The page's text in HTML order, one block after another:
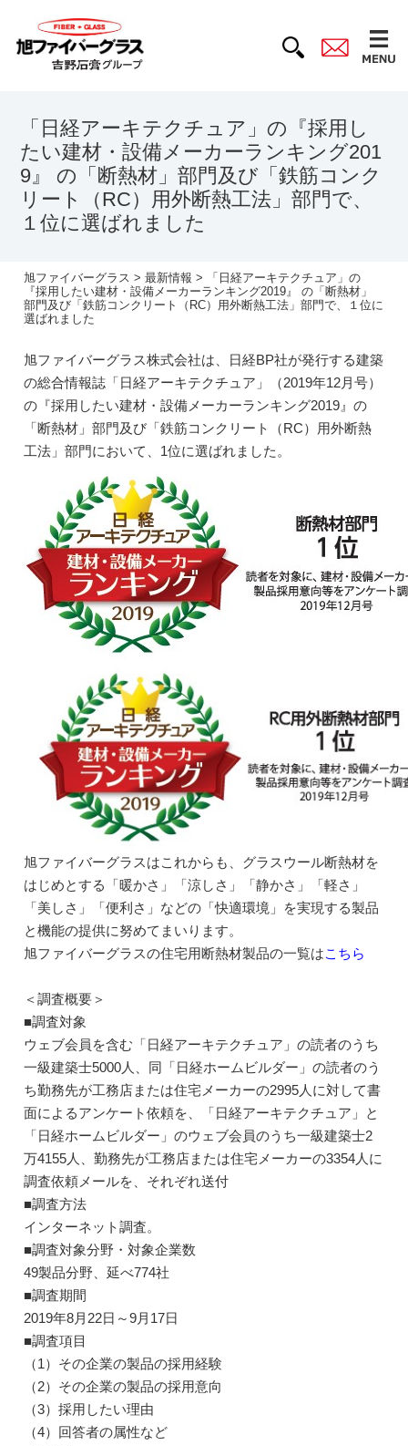
「日経アーキテクチュア」の『採用し
たい建材・設備メーカーランキング201
9』 の「断熱材」部門及び「鉄筋コンク
リート（RC）用外断熱工法」部門で、
１位に選ばれました
旭ファイバーグラス >最新情報 > 「日経アーキテクチュア」の
『採用したい建材・設備メーカーランキング2019』 の「断熱材」
部門及び「鉄筋コンクリート（RC）用外断熱工法」部門で、１位に
選ばれました
旭ファイバーグラス株式会社は、日経BP社が発行する建築
の総合情報誌「日経アーキテクチュア」（2019年12月号）
の『採用したい建材・設備メーカーランキング2019』の
「断熱材」部門及び「鉄筋コンクリート（RC）用外断熱
工法」部門において、1位に選ばれました。
旭ファイバーグラスはこれからも、グラスウール断熱材を
はじめとする「暖かさ」「涼しさ」「静かさ」「軽さ」
「美しさ」「便利さ」などの「快適環境」を実現する製品
と機能の提供に努めてまいります。
旭ファイバーグラスの住宅用断熱材製品の一覧はこちら
＜調査概要＞
■調査対象
ウェブ会員を含む「日経アーキテクチュア」の読者のうち
一級建築士5000人、同「日経ホームビルダー」の読者のう
ち勤務先が工務店または住宅メーカーの2995人に対して書
面によるアンケート依頼を、「日経アーキテクチュア」と
「日経ホームビルダー」のウェブ会員のうち一級建築士2
万4155人、勤務先が工務店または住宅メーカーの3354人に
調査依頼メールを、それぞれ送付
■調査方法
インターネット調査。
■調査対象分野・対象企業数
49製品分野、延べ774社
■調査期間
2019年8月22日～9月17日
■調査項目
（1）その企業の製品の採用経験
（2）その企業の製品の採用意向
（3）採用したい理由
（4）回答者の属性など